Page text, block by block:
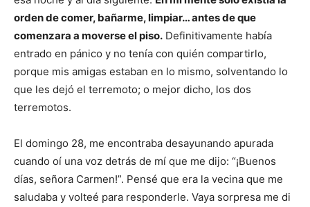
orden de comer, bañarme, limpiar… antes de que
comenzara a moverse el piso. Definitivamente había
entrado en pánico y no tenía con quién compartirlo,
porque mis amigas estaban en lo mismo, solventando lo
que les dejó el terremoto; o mejor dicho, los dos
terremotos.
El domingo 28, me encontraba desayunando apurada
cuando oí una voz detrás de mí que me dijo: “¡Buenos
días, señora Carmen!”. Pensé que era la vecina que me
saludaba y volteé para responderle. Vaya sorpresa me di